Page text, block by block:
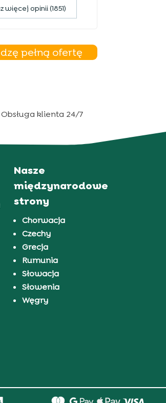
więcej opinii (1851)
pełną ofertę
Obsługa klienta 24/7
Nasze
międzynarodowe
strony
Chorwacja
Czechy
Grecja
Rumunia
Słowacja
Słowenia
Węgry